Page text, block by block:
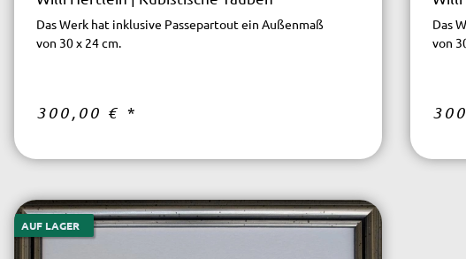
Das Werk hat inklusive Passepartout ein Außenmaß
von 30 x 24 cm.
300,00 € *
Das
von
AUF LAGER